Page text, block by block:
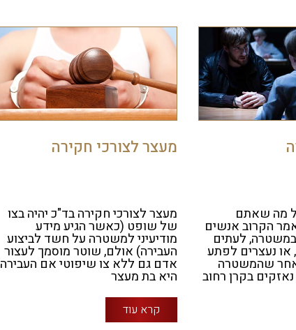
מה שאתם
הקרוב אנשים
לעתים
או נעצרים לפתע
שהמשטרה
בקרן רחוב
מעצר לצורכי חקירה
מעצר לצורכי חקירה בד"כ יהיה בצו
של שופט (כאשר הגיע מידע
מודיעיני למשטרה על חשד לביצוע
העבירה) אולם, שוטר מוסמך לעצור
אדם גם ללא צו שיפוטי אם העבירה
היא בת מעצר
קרא עוד